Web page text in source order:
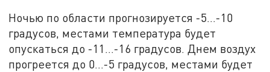
Ночью по области прогнозируется -5…-10
градусов, местами температура будет
опускаться до -11…-16 градусов. Днем воздух
прогреется до 0…-5 градусов, местами будет